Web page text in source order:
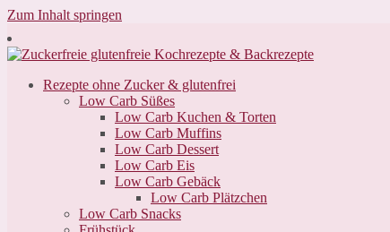
Zum Inhalt springen
Rezepte ohne Zucker & glutenfrei
Low Carb Süßes
Low Carb Kuchen & Torten
Low Carb Muffins
Low Carb Dessert
Low Carb Eis
Low Carb Gebäck
Low Carb Plätzchen
Low Carb Snacks